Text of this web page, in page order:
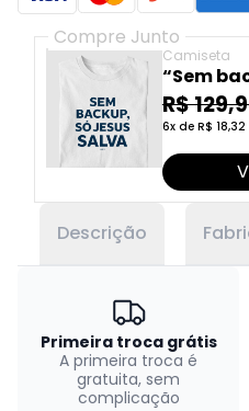
Compre Junto
Camiseta
“Sem
salva III”
R$
6x de R$
Descrição
Primeira troca grátis
A primeira troca é
gratuita, sem
complicação